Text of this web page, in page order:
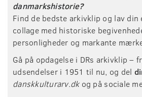
danmarkshistorie?
Find de bedste arkivklip og lav din
collage med historiske
personligheder og markante
Gå på opdagelse i DRs arkivklip –
udsendelser i 1951 til nu, og del
danskkulturarv.dkog på sociale